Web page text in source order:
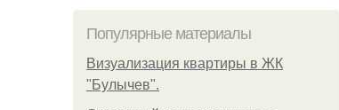
Популярные материалы
Визуализация квартиры в ЖК
"Булычев".